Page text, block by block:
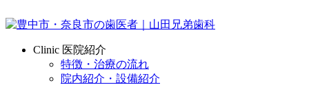
Clinic 医院紹介
特徴・治療の流れ
院内紹介・設備紹介